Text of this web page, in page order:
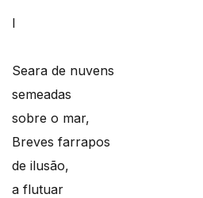
I
Seara de nuvens
semeadas
sobre o mar,
Breves farrapos
de ilusão,
a flutuar